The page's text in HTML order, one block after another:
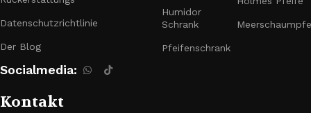
Datenschutzrichtlinie
Der Blog
Humidor
Schrank
Pfeifenschrank
Socialmedia:
Kontakt